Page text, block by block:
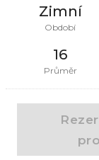
Zimní
Období
16
Průměr